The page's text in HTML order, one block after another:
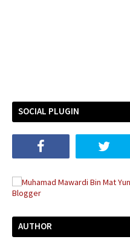
SOCIAL PLUGIN
AUTHOR